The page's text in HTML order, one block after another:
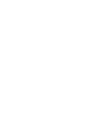
す
美味しかったで